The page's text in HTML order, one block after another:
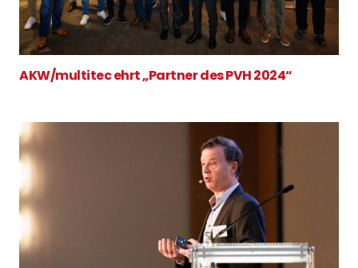
AKW/multitec ehrt „Partner des PVH 2024“